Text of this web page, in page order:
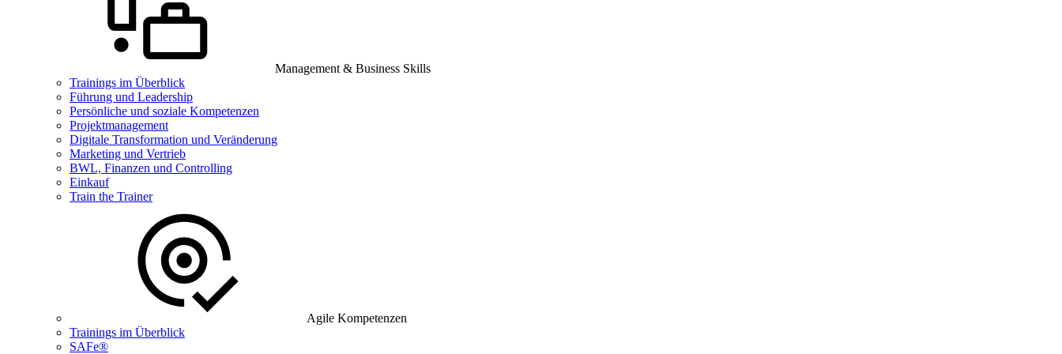
Management & Business Skills
Trainings im Überblick
Führung und Leadership
Persönliche und soziale Kompetenzen
Projektmanagement
Digitale Transformation und Veränderung
Marketing und Vertrieb
BWL, Finanzen und Controlling
Einkauf
Train the Trainer
Agile Kompetenzen
Trainings im Überblick
SAFe®